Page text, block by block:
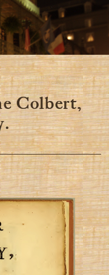
Colbert,